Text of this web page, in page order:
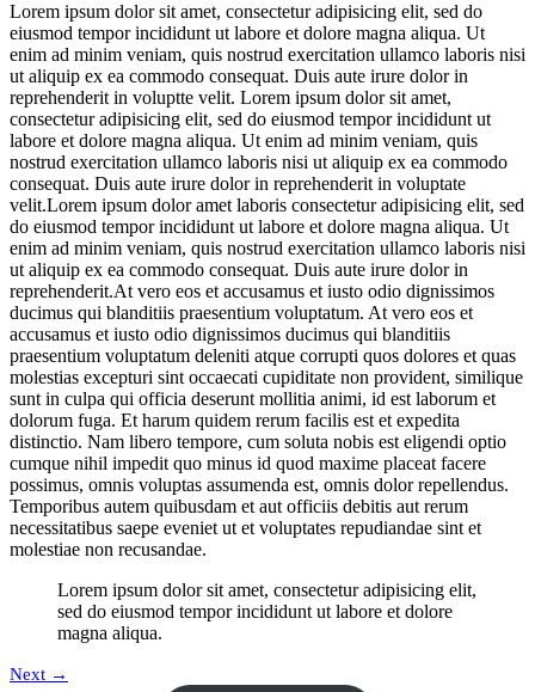
Lorem ipsum dolor sit amet, consectetur adipisicing elit, sed do
eiusmod tempor incididunt ut labore et dolore magna aliqua. Ut
enim ad minim veniam, quis nostrud exercitation ullamco laboris nisi
ut aliquip ex ea commodo consequat. Duis aute irure dolor in
reprehenderit in voluptte velit. Lorem ipsum dolor sit amet,
consectetur adipisicing elit, sed do eiusmod tempor incididunt ut
labore et dolore magna aliqua. Ut enim ad minim veniam, quis
nostrud exercitation ullamco laboris nisi ut aliquip ex ea commodo
consequat. Duis aute irure dolor in reprehenderit in voluptate
velit.Lorem ipsum dolor amet laboris consectetur adipisicing elit, sed
do eiusmod tempor incididunt ut labore et dolore magna aliqua. Ut
enim ad minim veniam, quis nostrud exercitation ullamco laboris nisi
ut aliquip ex ea commodo consequat. Duis aute irure dolor in
reprehenderit.At vero eos et accusamus et iusto odio dignissimos
ducimus qui blanditiis praesentium voluptatum. At vero eos et
accusamus et iusto odio dignissimos ducimus qui blanditiis
praesentium voluptatum deleniti atque corrupti quos dolores et quas
molestias excepturi sint occaecati cupiditate non provident, similique
sunt in culpa qui officia deserunt mollitia animi, id est laborum et
dolorum fuga. Et harum quidem rerum facilis est et expedita
distinctio. Nam libero tempore, cum soluta nobis est eligendi optio
cumque nihil impedit quo minus id quod maxime placeat facere
possimus, omnis voluptas assumenda est, omnis dolor repellendus.
Temporibus autem quibusdam et aut officiis debitis aut rerum
necessitatibus saepe eveniet ut et voluptates repudiandae sint et
molestiae non recusandae.
Lorem ipsum dolor sit amet, consectetur adipisicing elit,
sed do eiusmod tempor incididunt ut labore et dolore
magna aliqua.
Next →